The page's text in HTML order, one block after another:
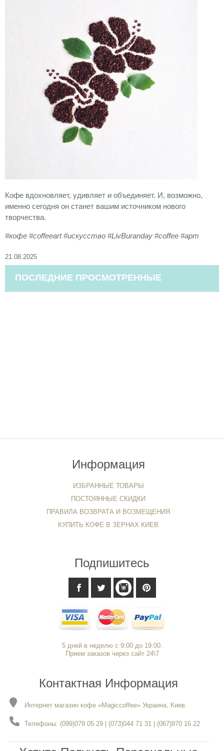
Кофе вдохновляет, удивляет и объединяет. И, возможно,
именно сегодня он станет вашим источником нового
творчества.
#кофе #coffeeart #искусство #LivBuranday #coffee #арт
21.08.2025
ПОСЛЕДНИЕ ПРОСМОТРЕННЫЕ
Информация
ИЗБРАННЫЕ ТОВАРЫ
ПОСТОЯННЫЕ СКИДКИ
ПРАВИЛА ВОЗВРАТА И ВОЗМЕЩЕНИЯ
КУПИТЬ КОФЕ В ЗЕРНАХ КИЕВ
Подпишитесь
5 дней в неделю с 9:00 до 19:00.
Прием заказов через сайт 24\7
Контактная Информация
Интернет магазин кофе «Magiccoffee» Украина, Киев.
Телефоны: (099)079 05 29 | (073)044 71 31 | (067)970 16 22